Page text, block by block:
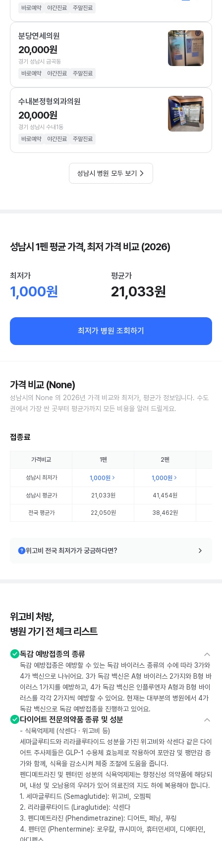
바로예약
야간진료 주말진료
분당연세의원
20,000원
경기 성남시 금곡동
바로예약
야간진료 주말진료
수내본정형외과의원
20,000원
경기 성남시 수내1동
바로예약
야간진료 주말진료
성남시 병원 모두 보기
성남시 1펜 평균 가격, 최저 가격 비교 (2026)
최저가
1,000원
평균가
21,033원
최저가 병원 조회하기
가격 비교 (None)
성남시의 None 의 2026년 가격 비교와 최저가, 평균가 정보입니다. 수도
권에서 가장 싼 곳부터 평균가까지 모든 비용을 알려 드릴게요.
접종료
가격비교 1펜 2펜
성남시 최저가 1,000원 1,000원
성남시 평균가 21,033원 41,454원
전국 평균가 22,050원 38,462원
위고비 전국 최저가가 궁금하다면?
위고비 처방,
병원 가기 전 체크 리스트
독감 예방접종의 종류
독감 예방접종은 예방할 수 있는 독감 바이러스 종류의 수에 따라 3가와
4가 백신으로 나뉘어요. 3가 독감 백신은 A형 바이러스 2가지와 B형 바
이러스 1가지를 예방하고, 4가 독감 백신은 인플루엔자 A형과 B형 바이
러스를 각각 2가지씩 예방할 수 있어요. 현재는 대부분의 병원에서 4가
독감 백신으로 독감 예방접종을 진행하고 있어요.
다이어트 전문의약품 종류 및 성분
- 식욕억제제 (삭센다 · 위고비 등)
세마글루티드와 리라클루타이드 성분을 가진 위고비와 삭센다 같은 다이
어트 주사제들은 GLP-1 수용체 효능제로 작용하여 포만감 및 팽만감 증
가와 함께, 식욕을 감소시켜 체중 조절에 도움을 줍니다.
펜디메트라진 및 펜터민 성분의 식욕억제제는 향정신성 의약품에 해당되
며, 내성 및 오남용의 우려가 있어 의료진의 지도 하에 복용해야 합니다.
1. 세마글루티드 (Semaglutide): 위고비, 오젬픽
2. 리라클루타이드 (Liraglutide): 삭센다
3. 펜디메트라진 (Phendimetrazine): 디어트, 페닝, 푸링
4. 펜터민 (Phentermine): 로우칼, 큐시미아, 휴터민세미, 디에타민,